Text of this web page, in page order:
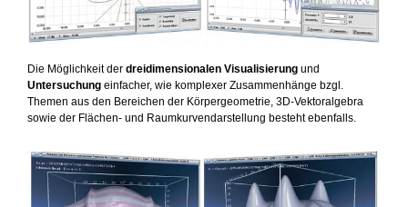
Die Möglichkeit der dreidimensionalen Visualisierung und
Untersuchung einfacher, wie komplexer Zusammenhänge bzgl.
Themen aus den Bereichen der Körpergeometrie, 3D-Vektoralgebra
sowie der Flächen- und Raumkurvendarstellung besteht ebenfalls.